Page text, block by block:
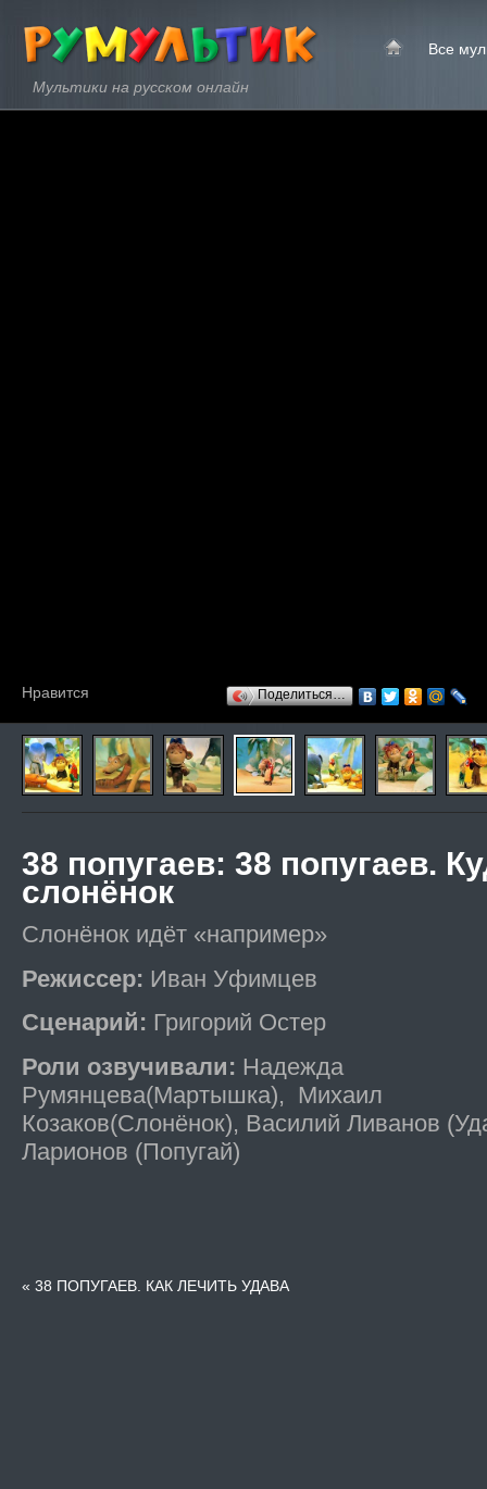
Мультики на русском онлайн
Все
Нравится Поделиться…
38 попугаев: 38 попугаев.
слонёнок
Слонёнок идёт «например»
Режиссер: Иван Уфимцев
Сценарий: Григорий Остер
Роли озвучивали: Надежда
Румянцева(Мартышка), Михаил
Козаков(Слонёнок), Василий Ливанов
Ларионов (Попугай)
« 38 ПОПУГАЕВ. КАК ЛЕЧИТЬ УДАВА